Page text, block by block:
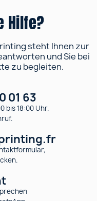
Hilfe?
steht Ihnen zur
und Sie bei
zu begleiten.
01 63
bis 18:00 Uhr.